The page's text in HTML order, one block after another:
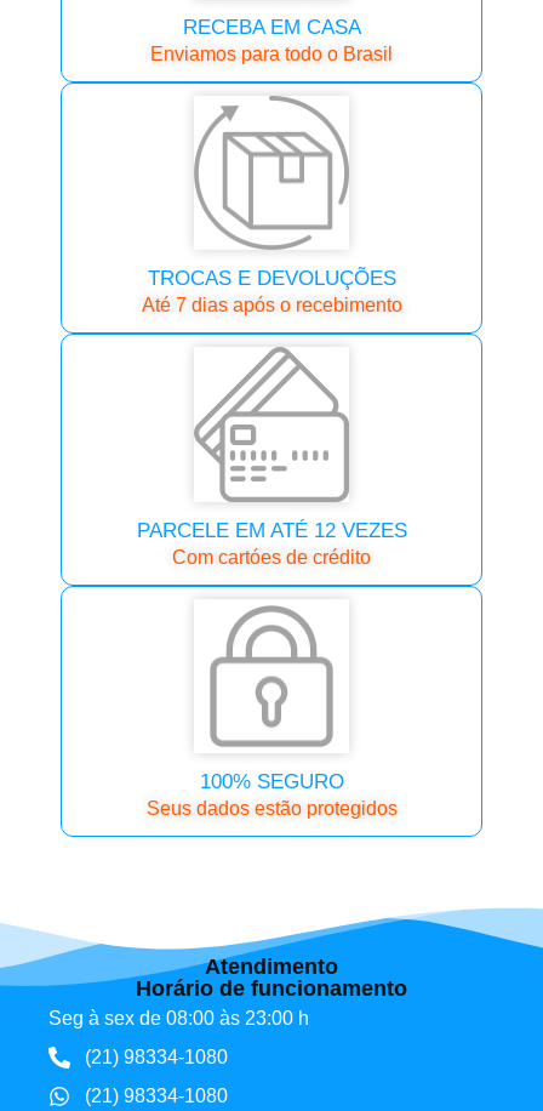
RECEBA EM CASA
Enviamos para todo o Brasil
TROCAS E DEVOLUÇÕES
Até 7 dias após o recebimento
PARCELE EM ATÉ 12 VEZES
Com cartóes de crédito
100% SEGURO
Seus dados estão protegidos
Atendimento
Horário de funcionamento
Seg à sex de 08:00 às 23:00 h
(21) 98334-1080
(21) 98334-1080